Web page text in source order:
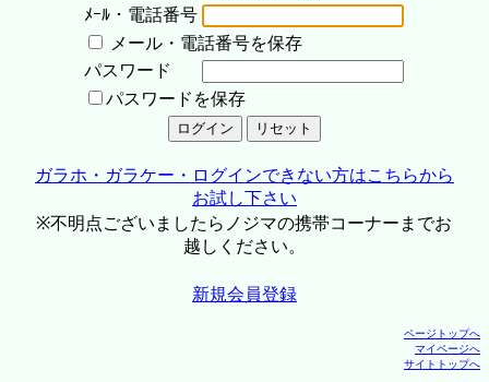
ﾒｰﾙ・電話番号
メール・電話番号を保存
パスワード
パスワードを保存
ガラホ・ガラケー・ログインできない方はこちらから
お試し下さい
※不明点ございましたらノジマの携帯コーナーまでお
越しください。
新規会員登録
ページトップへ
マイページへ
サイトトップへ